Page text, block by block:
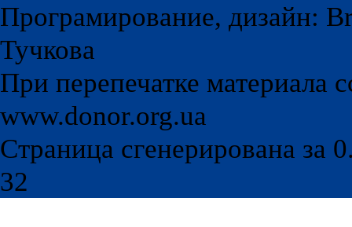
Програмирование, дизайн:
Тучкова
При перепечатке материала
www.donor.org.ua
Страница сгенерирована за
32